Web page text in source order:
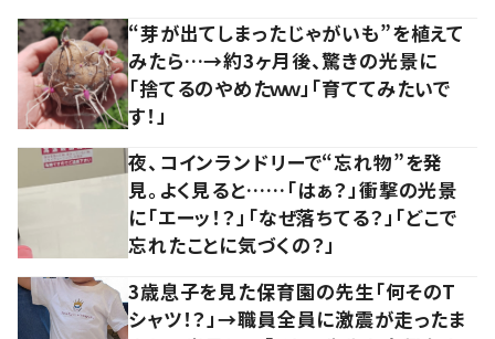
“芽が出てしまったじゃがいも”を植えて
みたら…→約3ヶ月後、驚きの光景に
「捨てるのやめたｗｗ」「育ててみたいで
す！」
夜、コインランドリーで“忘れ物”を発
見。よく見ると……「はぁ？」衝撃の光景
に「エーッ！？」「なぜ落ちてる？」「どこで
忘れたことに気づくの？」
3歳息子を見た保育園の先生「何そのT
シャツ！？」→職員全員に激震が走ったま